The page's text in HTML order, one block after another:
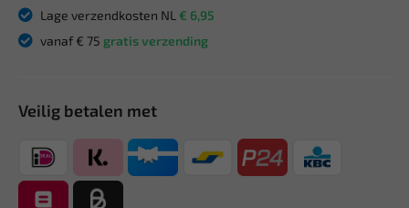
Lage verzendkosten NL € 6,95
vanaf € 75 gratis verzending
Veilig betalen met